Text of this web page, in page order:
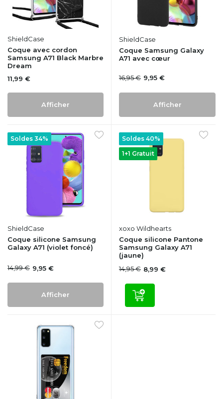
ShieldCase
Coque avec cordon
Samsung A71 Black Marbre
Dream
11,99 €
Afficher
ShieldCase
Coque Samsung Galaxy
A71 avec cœur
16,95 € 9,95 €
Afficher
Soldes 34%
ShieldCase
Coque silicone Samsung
Galaxy A71 (violet foncé)
14,99 € 9,95 €
Afficher
1+1 Gratuit
Soldes 40%
xoxo Wildhearts
Coque silicone Pantone
Samsung Galaxy A71
(jaune)
14,95 € 8,99 €